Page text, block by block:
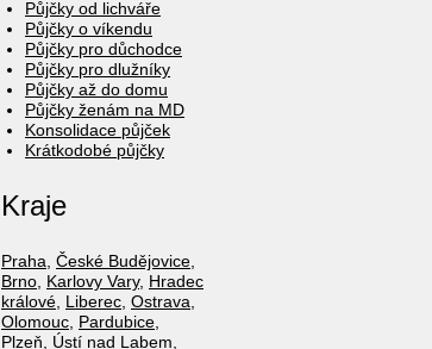
Půjčky od lichváře
Půjčky o víkendu
Půjčky pro důchodce
Půjčky pro dlužníky
Půjčky až do domu
Půjčky ženám na MD
Konsolidace půjček
Krátkodobé půjčky
Kraje
Praha, České Budějovice,
Brno, Karlovy Vary, Hradec
králové, Liberec, Ostrava,
Olomouc, Pardubice,
Plzeň, Ústí nad Labem,